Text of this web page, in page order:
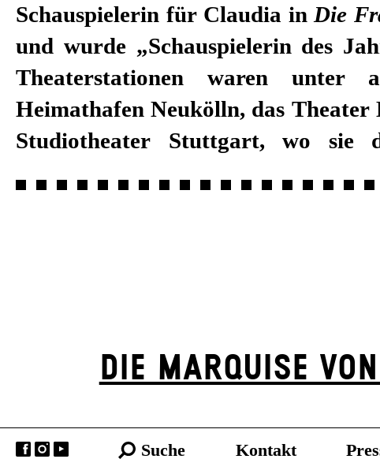
Schauspielerin für Claudia in Die
und wurde „Schauspielerin des
Theaterstationen waren unter
Heimathafen Neukölln, das Theater
Studiotheater Stuttgart, wo sie
DIE MARQUISE
Suche Kontakt